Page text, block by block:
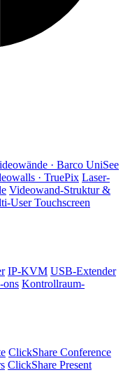
· Barco UniSee
· TruePix Laser-
Videowand-Struktur &
User Touchscreen
IP-KVM USB-Extender
Kontrollraum-
ClickShare Conference
ClickShare Present